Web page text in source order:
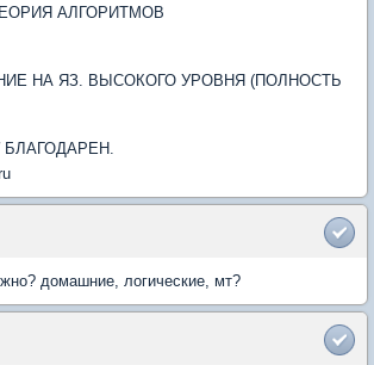
АЛГОРИТМОВ
НА ЯЗ. ВЫСОКОГО УРОВНЯ (ПОЛНОСТЬ
БЛАГОДАРЕН.
домашние, логические, мт?